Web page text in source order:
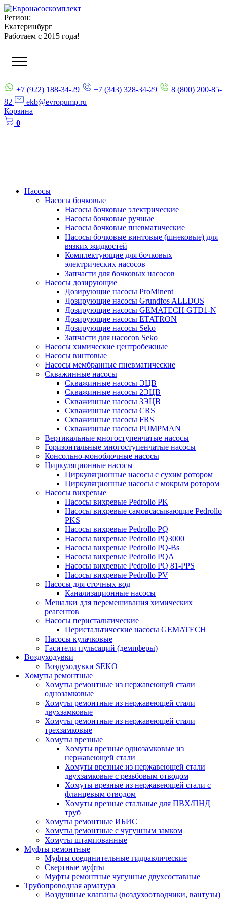
Регион:
Екатеринбург
Работаем с 2015 года!
+7 (922) 188-34-29 +7 (343) 328-34-29
8 (800) 200-85-
82
ekb@evropump.ru
Корзина
0
Насосы
Насосы бочковые
Насосы бочковые электрические
Насосы бочковые ручные
Насосы бочковые пневматические
Насосы бочковые винтовые (шнековые) для
вязких жидкостей
Комплектующие для бочковых
электрических насосов
Запчасти для бочковых насосов
Насосы дозирующие
Дозирующие насосы ProMinent
Дозирующие насосы Grundfos ALLDOS
Дозирующие насосы GEMATECH GTD1-N
Дозирующие насосы ETATRON
Дозирующие насосы Seko
Запчасти для насосов Seko
Насосы химические центробежные
Насосы винтовые
Насосы мембранные пневматические
Скважинные насосы
Скважинные насосы ЭЦВ
Скважинные насосы 2ЭЦВ
Скважинные насосы 3ЭЦВ
Скважинные насосы CRS
Скважинные насосы FRS
Скважинные насосы PUMPMAN
Вертикальные многоступенчатые насосы
Горизонтальные многоступенчатые насосы
Консольно-моноблочные насосы
Циркуляционные насосы
Циркуляционные насосы с сухим ротором
Циркуляционные насосы с мокрым ротором
Насосы вихревые
Насосы вихревые Pedrollo PK
Насосы вихревые самовсасывающие Pedrollo
PKS
Насосы вихревые Pedrollo PQ
Насосы вихревые Pedrollo PQ3000
Насосы вихревые Pedrollo PQ-Bs
Насосы вихревые Pedrollo PQA
Насосы вихревые Pedrollo PQ 81-PPS
Насосы вихревые Pedrollo PV
Насосы для сточных вод
Канализационные насосы
Мешалки для перемешивания химических
реагентов
Насосы перистальтические
Перистальтические насосы GEMATECH
Насосы кулачковые
Гасители пульсаций (демпферы)
Воздуходувки
Воздуходувки SEKO
Хомуты ремонтные
Хомуты ремонтные из нержавеющей стали
однозамковые
Хомуты ремонтные из нержавеющей стали
двухзамковые
Хомуты ремонтные из нержавеющей стали
трехзамковые
Хомуты врезные
Хомуты врезные однозамковые из
нержавеющей стали
Хомуты врезные из нержавеющей стали
двухзамковые с резьбовым отводом
Хомуты врезные из нержавеющей стали с
фланцевым отводом
Хомуты врезные стальные для ПВХ/ПНД
труб
Хомуты ремонтные ИБИС
Хомуты ремонтные с чугунным замком
Хомуты штампованные
Муфты ремонтные
Муфты соединительные гидравлические
Свертные муфты
Муфты ремонтные чугунные двухсоставные
Трубопроводная арматура
Воздушные клапаны (воздухоотводчики, вантузы)